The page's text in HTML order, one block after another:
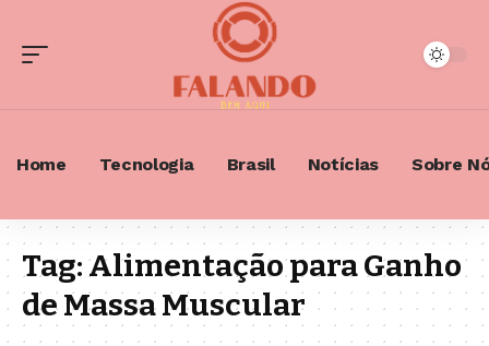
Home Tecnologia Brasil Notícias Sobre
Tag:Alimentação para Ganho
de Massa Muscular